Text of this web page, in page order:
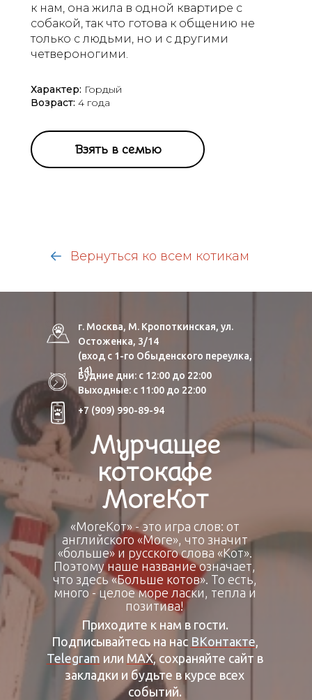
к нам, она жила в одной квартире с
собакой, так что готова к общению не
только с людьми, но и с другими
четвероногими.
Характер: Гордый
Возраст: 4 года
Взять в семью
Вернуться ко всем котикам
г. Москва, М. Кропоткинская, ул.
Остоженка, 3/14
(вход с 1-го Обыденского переулка,
14)
+7 (909) 990-89-94
Будние дни: с 12:00 до 22:00
Выходные: с 11:00 до 22:00
Мурчащее
котокафе
МоrеКот
«МоrеКот» - это игра слов: от
английского «More», что значит
«больше» и русского слова «Кот».
Поэтому наше название означает,
что здесь «Больше котов». То есть,
много - целое море ласки, тепла и
позитива!
Приходите к нам в гости.
Подписывайтесь на нас ВКонтакте
Telegram или МАХ, сохраняйте сайт в
закладки и будьте в курсе всех
событий.